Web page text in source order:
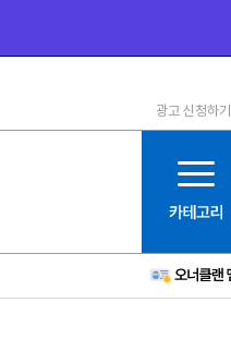
1등급
6등급
11등급
12등급
15등급
16등급
광고 신청하기